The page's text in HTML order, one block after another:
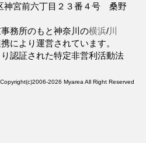
神宮前六丁目２３番４号 桑野
務所のもと神奈川の横浜/川
により運営されています。
認証された特定非営利活動法
Copyright(c)2006-2026 Myarea All Right Reserved